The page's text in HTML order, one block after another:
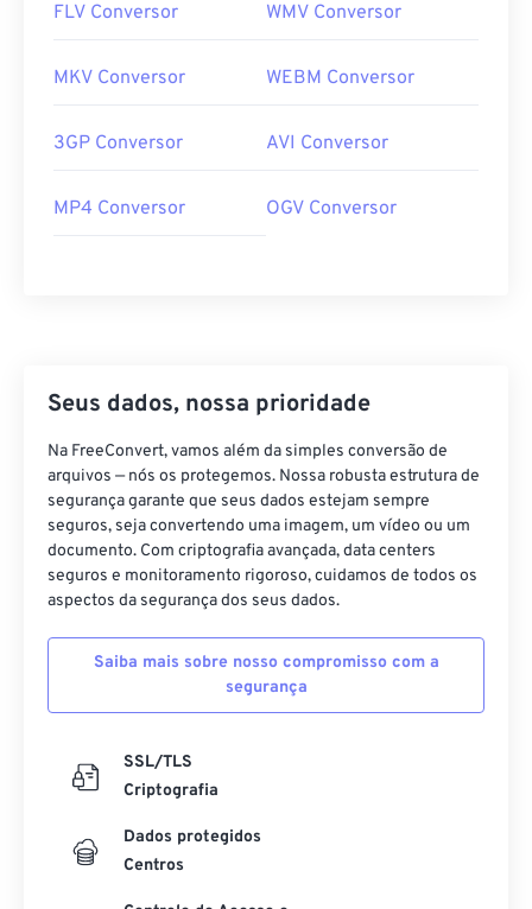
FLV Conversor WMV Conversor
MKV Conversor WEBM Conversor
3GP Conversor AVI Conversor
MP4 Conversor OGV Conversor
Seus dados, nossa prioridade
Na FreeConvert, vamos além da simples conversão de
arquivos — nós os protegemos. Nossa robusta estrutura de
segurança garante que seus dados estejam sempre
seguros, seja convertendo uma imagem, um vídeo ou um
documento. Com criptografia avançada, data centers
seguros e monitoramento rigoroso, cuidamos de todos os
aspectos da segurança dos seus dados.
Saiba mais sobre nosso compromisso com a
segurança
SSL/TLS
Criptografia
Dados protegidos
Centros